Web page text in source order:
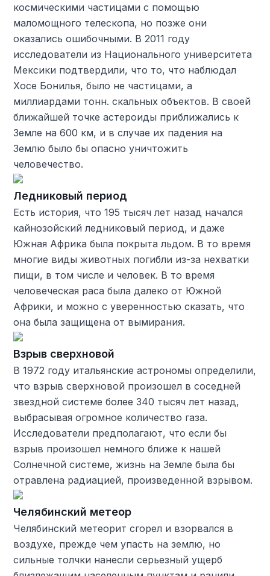
космическими частицами с помощью
маломощного телескопа, но позже они
оказались ошибочными. В 2011 году
исследователи из Национального университета
Мексики подтвердили, что то, что наблюдал
Хосе Бонилья, было не частицами, а
миллиардами тонн. скальных объектов. В своей
ближайшей точке астероиды приближались к
Земле на 600 км, и в случае их падения на
Землю было бы опасно уничтожить
человечество.
Ледниковый период
Есть история, что 195 тысяч лет назад начался
кайнозойский ледниковый период, и даже
Южная Африка была покрыта льдом. В то время
многие виды животных погибли из-за нехватки
пищи, в том числе и человек. В то время
человеческая раса была далеко от Южной
Африки, и можно с уверенностью сказать, что
она была защищена от вымирания.
Взрыв сверхновой
В 1972 году итальянские астрономы определили,
что взрыв сверхновой произошел в соседней
звездной системе более 340 тысяч лет назад,
выбрасывая огромное количество газа.
Исследователи предполагают, что если бы
взрыв произошел немного ближе к нашей
Солнечной системе, жизнь на Земле была бы
отравлена ​​радиацией, произведенной взрывом.
Челябинский метеор
Челябинский метеорит сгорел и взорвался в
воздухе, прежде чем упасть на землю, но
сильные толчки нанесли серьезный ущерб